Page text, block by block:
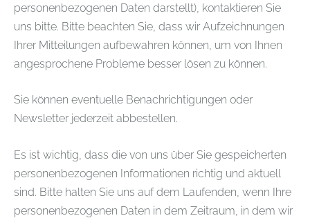
personenbezogenen Daten darstellt), kontaktieren Sie
uns bitte. Bitte beachten Sie, dass wir Aufzeichnungen
Ihrer Mitteilungen aufbewahren können, um von Ihnen
angesprochene Probleme besser lösen zu können.
Sie können eventuelle Benachrichtigungen oder
Newsletter jederzeit abbestellen.
Es ist wichtig, dass die von uns über Sie gespeicherten
personenbezogenen Informationen richtig und aktuell
sind. Bitte halten Sie uns auf dem Laufenden, wenn Ihre
personenbezogenen Daten in dem Zeitraum, in dem wir